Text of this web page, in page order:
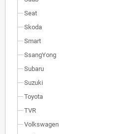
Seat
Skoda
Smart
SsangYong
Subaru
Suzuki
Toyota
TVR
Volkswagen